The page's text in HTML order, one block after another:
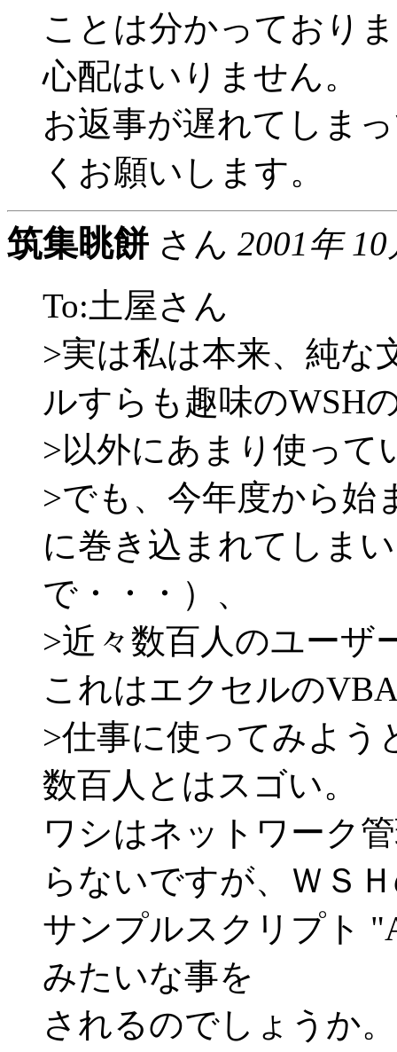
ことは分かっており
心配はいりません。
お返事が遅れてしま
くお願いします。
筑集眺餅 さん 2001年
To:土屋さん
>実は私は本来、純な
ルすらも趣味のWSH
>以外にあまり使って
>でも、今年度から始
に巻き込まれてしま
で・・・）、
>近々数百人のユーザ
これはエクセルの
>仕事に使ってみよう
数百人とはスゴい。
ワシはネットワーク
らないですが、ＷＳ
サンプルスクリプト
みたいな事を
されるのでしょうか